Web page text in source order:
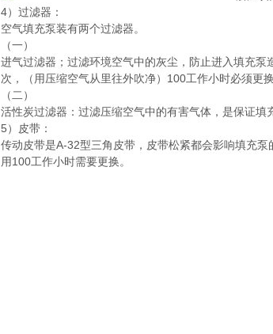
4）过滤器：
空气填充泵装有两个过滤器。
（一）
进气过滤器；过滤环境空气中的灰尘，防止进入填充
次，（用压缩空气从里往外吹净）100工作小时必须更换
（二）
活性炭过滤器：过滤压缩空气中的有害气体，是保证填
5）皮带：
传动皮带是A-32型三角皮带，皮带松紧都会影响填充
用100工作小时需要更换。